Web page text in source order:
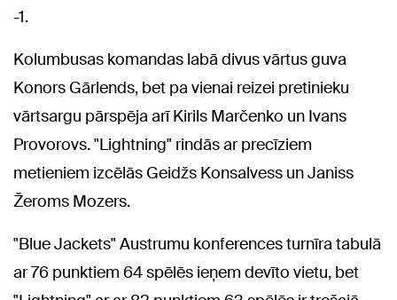
-1.
Kolumbusas komandas labā divus vārtus guva
Konors Gārlends, bet pa vienai reizei pretinieku
vārtsargu pārspēja arī Kirils Marčenko un Ivans
Provorovs. "Lightning" rindās ar precīziem
metieniem izcēlās Geidžs Konsalvess un Janiss
Žeroms Mozers.
"Blue Jackets" Austrumu konferences turnīra tabulā
ar 76 punktiem 64 spēlēs ieņem devīto vietu, bet